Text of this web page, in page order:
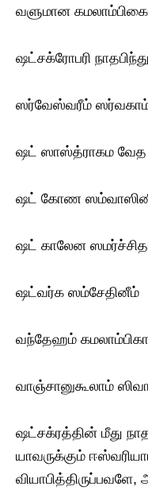
வளுமான
ஷட்சக்ரோபரி
ஸர்வேஸ்வரீம்
ஷட் ஸாஸ்த்ராகம வேத
ஷட் கோண
ஷட் காலேன
ஷட்வர்க ஸம்சேதினீம்
வந்தேஹம்
வாஞ்சானுகூலாம்
ஷட்சக்ரத்தின் மீது
யாவருக்கும்